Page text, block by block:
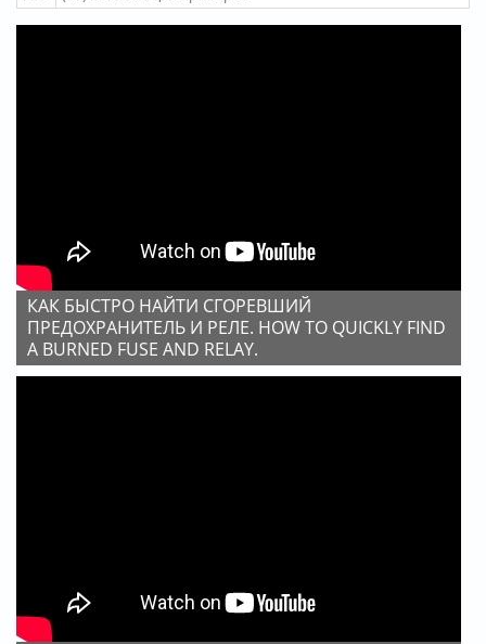
КАК БЫСТРО НАЙТИ СГОРЕВШИЙ
ПРЕДОХРАНИТЕЛЬ И РЕЛЕ. HOW TO QUICKLY FIND
A BURNED FUSE AND RELAY.